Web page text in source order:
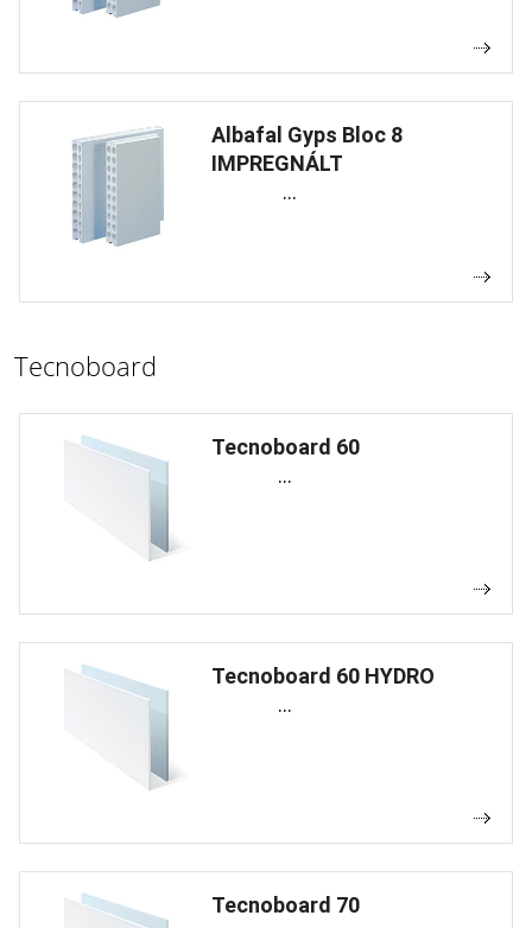
Albafal Gyps Bloc 8
IMPREGNÁLT
...
Tecnoboard
Tecnoboard 60
...
Tecnoboard 60 HYDRO
...
Tecnoboard 70